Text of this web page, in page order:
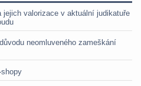
valorizace v aktuální judikatuře
neomluveného zameškání
shopy